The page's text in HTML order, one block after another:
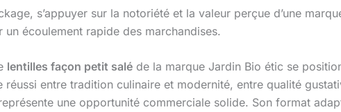
s’appuyer sur la notoriété et la valeur perçue d’une
écoulement rapide des marchandises.
lentilles façon petit salé de la marque Jardin Bio étic se
réussi entre tradition culinaire et modernité, entre qualité
une opportunité commerciale solide. Son format